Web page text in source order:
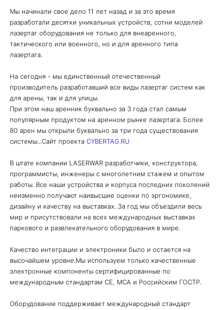
Мы начинали свое дело 11 лет назад и за это время
разработали десятки уникальных устройств, сотни моделей
лазертаг оборудования не только для внеаренного,
тактического или военного, но и для аренного типа
лазертага.
На сегодня - мы единственный отечественный
производитель разработавший все виды лазертаг систем как
для арены, так и для улицы.
При этом наш аренник буквально за 3 года стал самым
популярным продуктом на аренном рынке лазертага. Более
80 арен мы открыли буквально за три года существования
системы...Сайт проекта CYBERTAG.RU
В штате компании LASERWAR разработчики, конструктора,
программисты, инженеры с многолетним стажем и опытом
работы. Все наши устройства и корпуса последних поколений
неизменно получают наивысшие оценки по эргономике,
дизайну и качеству на выставках. За год мы объездили весь
мир и присутствовали на всех международных выставках
паркового и развлекательного оборудования в мире.
Качество интеграции и электроники было и остается на
высочайшем уровне.Мы используем только качественные
электронные компоненты сертифицированные по
международным стандартам CE, MCA и Российским ГОСТР.
Оборудование поддерживает международный стандарт